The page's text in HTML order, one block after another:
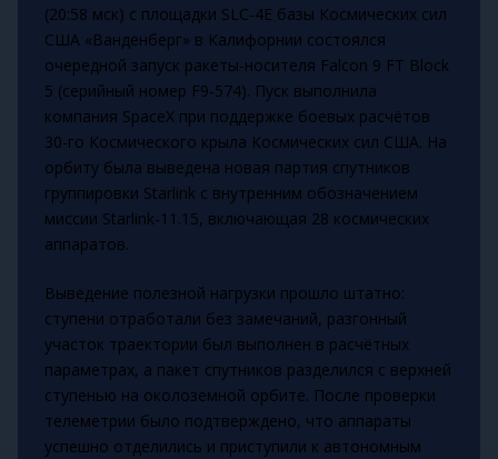
(20:58 мск) с площадки SLC‑4E базы Космических сил
США «Ванденберг» в Калифорнии состоялся
очередной запуск ракеты-носителя Falcon 9 FT Block
5 (серийный номер F9‑574). Пуск выполнила
компания SpaceX при поддержке боевых расчётов
30-го Космического крыла Космических сил США. На
орбиту была выведена новая партия спутников
группировки Starlink с внутренним обозначением
миссии Starlink‑11.15, включающая 28 космических
аппаратов.
Выведение полезной нагрузки прошло штатно:
ступени отработали без замечаний, разгонный
участок траектории был выполнен в расчётных
параметрах, а пакет спутников разделился с верхней
ступенью на околоземной орбите. После проверки
телеметрии было подтверждено, что аппараты
успешно отделились и приступили к автономным